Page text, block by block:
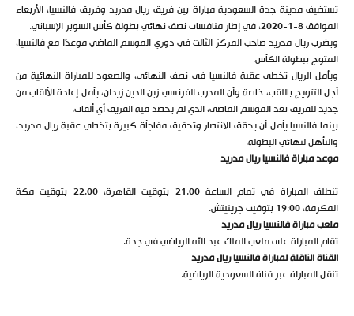
تستضيف مدينة جدة السعودية مباراة بين فريق ريال مدريد وفريق فالنسيا، الأربعاء
الموافق 8-1-2020، في إطار منافسات نصف نهائي بطولة كأس السوبر الإسباني.
ويضرب ريال مدريد صاحب المركز الثالث في دوري الموسم الماضي موعدًا مع فالنسيا،
المتوج ببطولة الكأس.
ويأمل الريال تخطي عقبة فالنسيا في نصف النهائي، والصعود للمباراة النهائية من
أجل التتويج باللقب، خاصة وأن المدرب الفرنسي زين الدين زيدان، يأمل إعادة الألقاب من
جديد للفريق بعد الموسم الماضي، الذي لم يحصد فيه الفريق أي ألقاب.
بينما فالنسيا يأمل أن يحقق الانتصار وتحقيق مفاجأة كبيرة بتخطي عقبة ريال مدريد،
والتأهل لنهائي البطولة.
موعد مباراة فالنسيا ريال مدريد
تنطلق المباراة في تمام الساعة 21:00 بتوقيت القاهرة، 22:00 بتوقيت مكة
المكرمة، 19:00 بتوقيت جرينيتش.
ملعب مباراة فالنسيا ريال مدريد
تقام المباراة على ملعب الملك عبد الله الرياضي في جدة.
القناة الناقلة لمباراة فالنسيا ريال مدريد
تنقل المباراة عبر قناة السعودية الرياضية.